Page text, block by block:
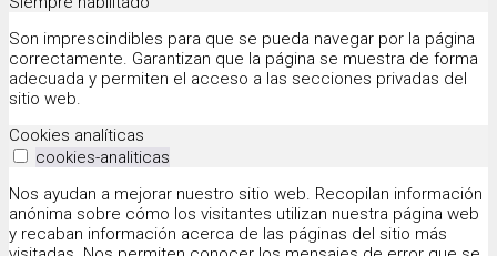
Son imprescindibles para que se pueda navegar por la página
correctamente. Garantizan que la página se muestra de forma
adecuada y permiten el acceso a las secciones privadas del
sitio web.
Cookies analíticas
cookies-analiticas
Nos ayudan a mejorar nuestro sitio web. Recopilan información
anónima sobre cómo los visitantes utilizan nuestra página web
y recaban información acerca de las páginas del sitio más